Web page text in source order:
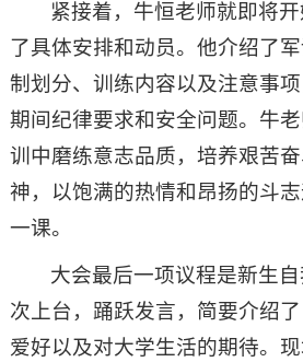
紧接着，牛恒老师就即将
了具体安排和动员。他介绍了
制划分、训练内容以及注意事
期间纪律要求和安全问题。牛
训中磨练意志品质，培养艰苦
神，以饱满的热情和昂扬的斗
一课。
大会最后一项议程是新生
次上台，踊跃发言，简要介绍
爱好以及对大学生活的期待。现